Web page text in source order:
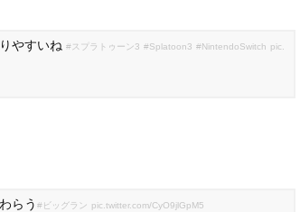
やすいね #スプラトゥーン3 #Splatoon3 #NintendoSwitch pic.
らう #ビッグラン pic.twitter.com/CyO9jlGpM5